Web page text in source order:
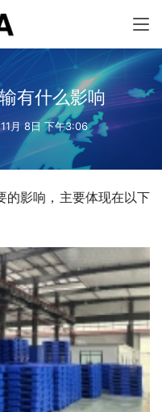
有什么影响
月 8日 下午3:06
的影响，主要体现在以下